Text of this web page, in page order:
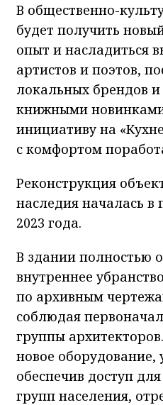
В общественно-
будет получить
опыт и насладиться
артистов и поэтов,
локальных брендов и
книжными
инициативу на
с комфортом
Реконструкция
наследия началась в
2023 года.
В здании полностью
внутреннее
по архивным
соблюдая
группы
новое оборудование,
обеспечив доступ
групп населения,